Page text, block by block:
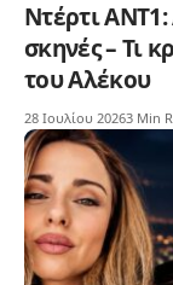
Ντέρτι
σκηνές – Τι
του Αλέκου
28 Ιουλίου 20263 Min